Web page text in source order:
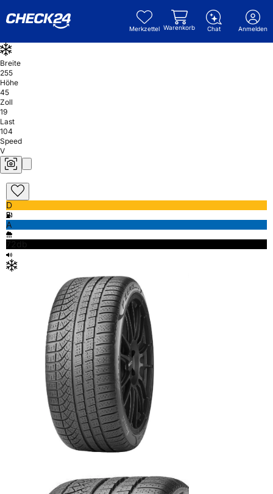
Merkzettel Warenkorb Chat Anmelden
Breite
255
Höhe
45
Zoll
19
Last
104
Speed
V
D
A
72db